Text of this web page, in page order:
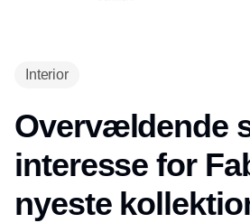
Interior
Overvældende
interesse for
nyeste